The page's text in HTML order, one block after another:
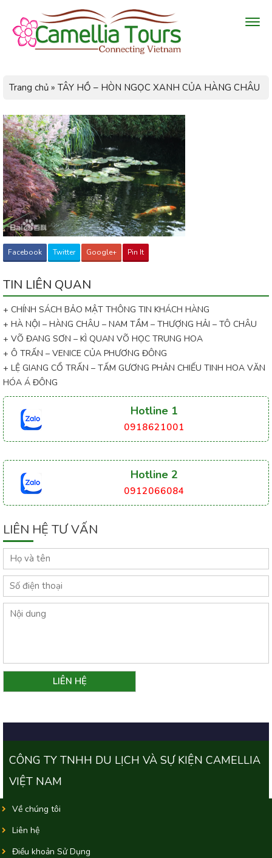
Trang chủ » TÂY HỒ – HÒN NGỌC XANH CỦA HÀNG CHÂU
Facebook Twitter Google+ Pin It
TIN LIÊN QUAN
+ CHÍNH SÁCH BẢO MẬT THÔNG TIN KHÁCH HÀNG
+ HÀ NỘI – HÀNG CHÂU – NAM TẦM – THƯỢNG HẢI – TÔ CHÂU
+ VÕ ĐANG SƠN – KÌ QUAN VÕ HỌC TRUNG HOA
+ Ô TRẤN – VENICE CỦA PHƯƠNG ĐÔNG
+ LỆ GIANG CỔ TRẤN – TẤM GƯƠNG PHẢN CHIẾU TINH HOA VĂN
HÓA Á ĐÔNG
Hotline 1
0918621001
Hotline 2
0912066084
LIÊN HỆ TƯ VẤN
CÔNG TY TNHH DU LỊCH VÀ SỰ KIỆN CAMELLIA
VIỆT NAM
Về chúng tôi
Liên hệ
Điều khoản Sử Dụng